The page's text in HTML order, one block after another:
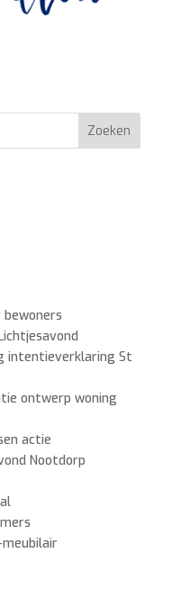
bewoners
intentieverklaring St
ontwerp woning
actie
Nootdorp